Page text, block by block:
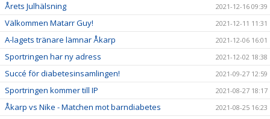
Årets Julhälsning 2021-12-16 09:39
Välkommen Matarr Guy! 2021-12-11 11:31
A-lagets tränare lämnar Åkarp 2021-12-06 16:01
Sportringen har ny adress 2021-12-02 18:38
Succé för diabetesinsamlingen! 2021-09-27 12:59
Sportringen kommer till IP 2021-08-27 18:17
Åkarp vs Nike - Matchen mot barndiabetes 2021-08-25 16:23